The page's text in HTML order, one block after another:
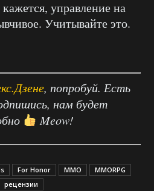
управление на
Учитывайте это.
, попробуй. Есть
нам будет
Meow!
For Honor MMO
MMORPG
рецензии